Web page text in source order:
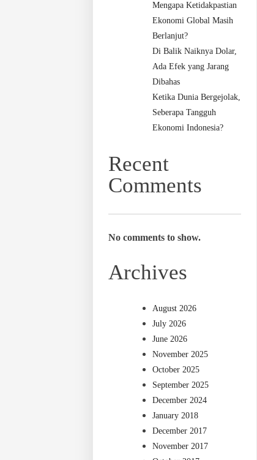
Mengapa Ketidakpastian
Ekonomi Global Masih
Berlanjut?
Di Balik Naiknya Dolar,
Ada Efek yang Jarang
Dibahas
Ketika Dunia Bergejolak,
Seberapa Tangguh
Ekonomi Indonesia?
Recent
Comments
No comments to show.
Archives
August 2026
July 2026
June 2026
November 2025
October 2025
September 2025
December 2024
January 2018
December 2017
November 2017